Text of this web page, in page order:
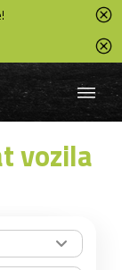
vozila